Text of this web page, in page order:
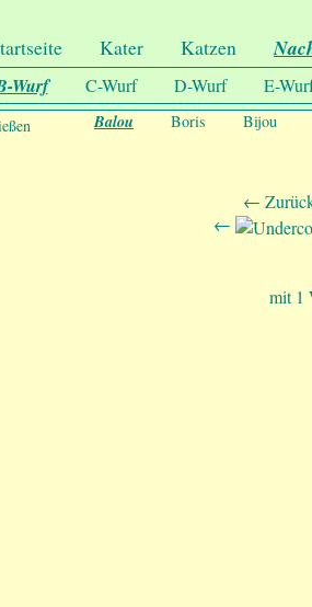
Kater Katzen
Wurf C-Wurf D-Wurf
E-
Balou
Boris Bijou
←
←
mit 1